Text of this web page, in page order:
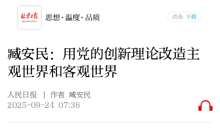
臧安民：用党的创新理论改造主
观世界和客观世界
人民日报
| 作者 臧安民
2025-09-24 07:36